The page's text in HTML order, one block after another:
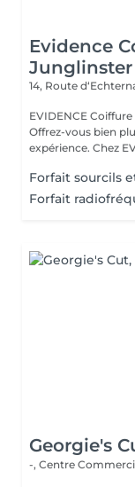
Evidence
Junglinster
14, Route
EVIDENCE
Offrez-vous bien
expérience.
Forfait sourcils
Forfait
Georgie's
-, Centre